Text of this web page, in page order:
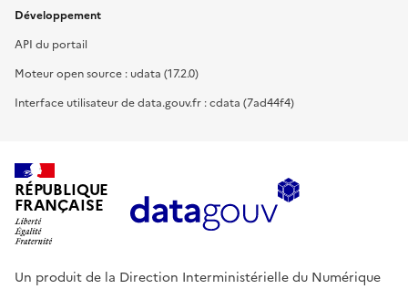
Développement
API du portail
Moteur open source : udata (17.2.0)
Interface utilisateur de data.gouv.fr : cdata (7ad44f4)
RÉPUBLIQUE
FRANÇAISE
Un produit de la Direction Interministérielle du Numérique